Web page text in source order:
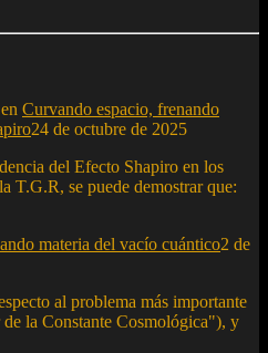
en Curvando espacio, frenando
24 de octubre de 2025
del Efecto Shapiro en los
T.G.R, se puede demostrar que:
materia del vacío cuántico2 de
al problema más importante
la Constante Cosmológica"), y